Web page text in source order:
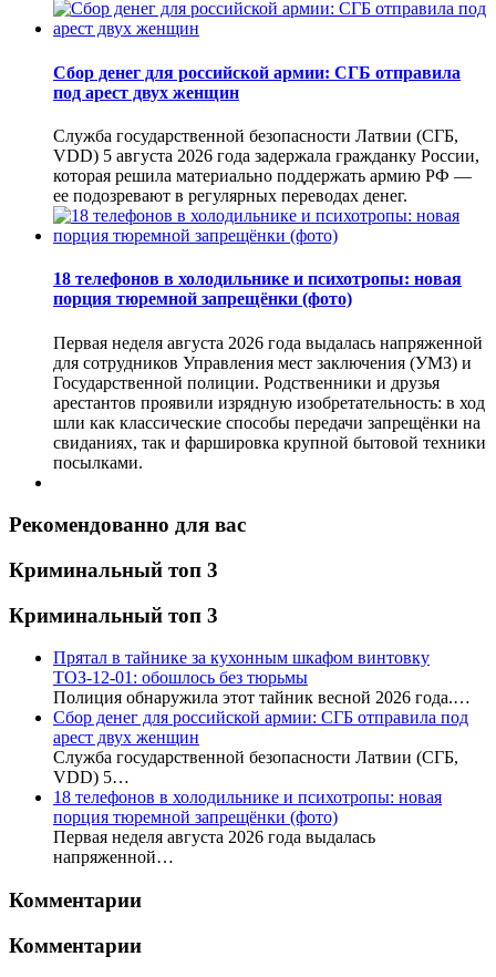
Сбор денег для российской армии: СГБ отправила
под арест двух женщин
Служба государственной безопасности Латвии (СГБ,
VDD) 5 августа 2026 года задержала гражданку России,
которая решила материально поддержать армию РФ —
ее подозревают в регулярных переводах денег.
18 телефонов в холодильнике и психотропы: новая
порция тюремной запрещёнки (фото)
Первая неделя августа 2026 года выдалась напряженной
для сотрудников Управления мест заключения (УМЗ) и
Государственной полиции. Родственники и друзья
арестантов проявили изрядную изобретательность: в ход
шли как классические способы передачи запрещёнки на
свиданиях, так и фаршировка крупной бытовой техники
посылками.
Рекомендованно для вас
Криминальный топ 3
Криминальный топ 3
Прятал в тайнике за кухонным шкафом винтовку
ТОЗ-12-01: обошлось без тюрьмы
Полиция обнаружила этот тайник весной 2026 года.…
Сбор денег для российской армии: СГБ отправила под
арест двух женщин
Служба государственной безопасности Латвии (СГБ,
VDD) 5…
18 телефонов в холодильнике и психотропы: новая
порция тюремной запрещёнки (фото)
Первая неделя августа 2026 года выдалась
напряженной…
Комментарии
Комментарии